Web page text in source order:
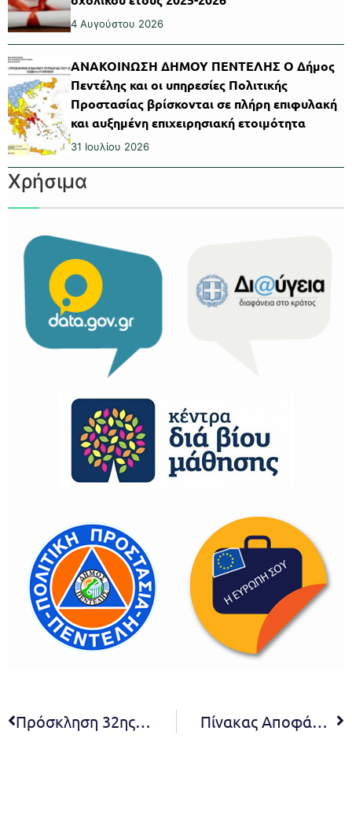
4 Αυγούστου 2026
ΑΝΑΚΟΙΝΩΣΗ ΔΗΜΟΥ ΠΕΝΤΕΛΗΣ Ο Δήμος
Πεντέλης και οι υπηρεσίες Πολιτικής
Προστασίας βρίσκονται σε πλήρη επιφυλακή
και αυξημένη επιχειρησιακή ετοιμότητα
31 Ιουλίου 2026
Χρήσιμα
Πρόσκληση 32ης Ο.Ε. 2023 Πίνακας Αποφάσεων 32ης συνεδρίασης Οικονομικής Επιτροπής 2023